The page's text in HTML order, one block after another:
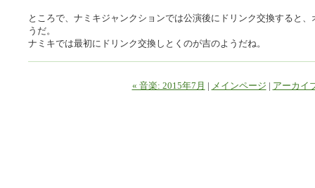
ところで、ナミキジャンクションでは公演後にドリンク交換すると
うだ。
ナミキでは最初にドリンク交換しとくのが吉のようだね。
« 音楽: 2015年7月 | メインページ | アーカイ